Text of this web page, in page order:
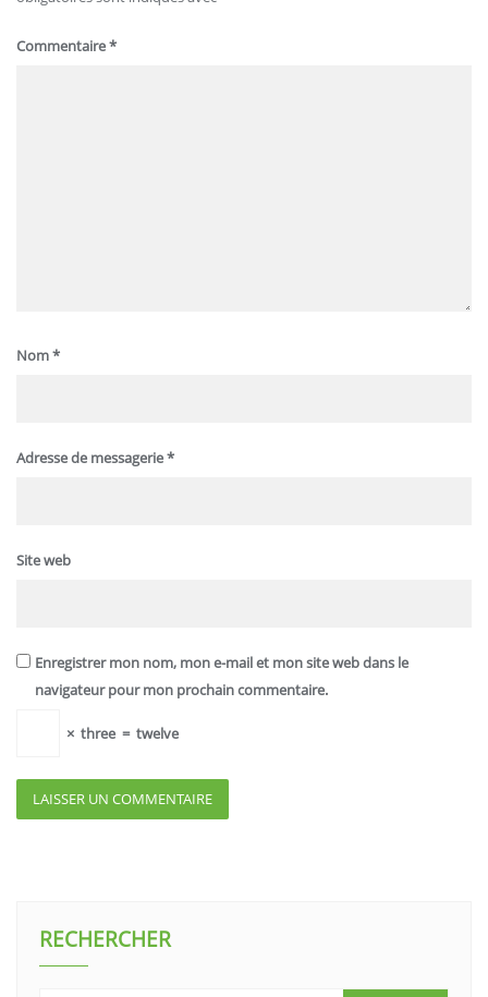
Commentaire*
Nom*
Adresse de messagerie*
Site web
Enregistrer mon nom, mon e-mail et mon site web dans le
navigateur pour mon prochain commentaire.
× three = twelve
RECHERCHER